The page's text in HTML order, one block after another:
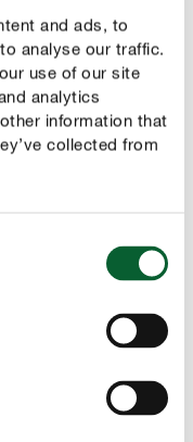
and ads, to
analyse our traffic.
use of our site
analytics
information that
collected from
від бур’янів в
першокласному
проти бур’янів та